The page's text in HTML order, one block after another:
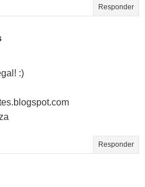
Responder
:)
Responder